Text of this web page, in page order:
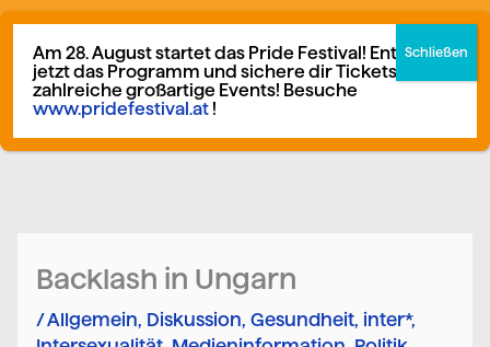
Zum
Inhalt
springen
Mitglied werden
Backlash in Ungarn
/Allgemein Diskussion ,Gesundheit inter*,
Am 28. August startet das Pride Festival! Entdecke
jetzt das Programm und sichere dir Tickets für
zahlreiche großartige Events! Besuche
www.pridefestival.at !